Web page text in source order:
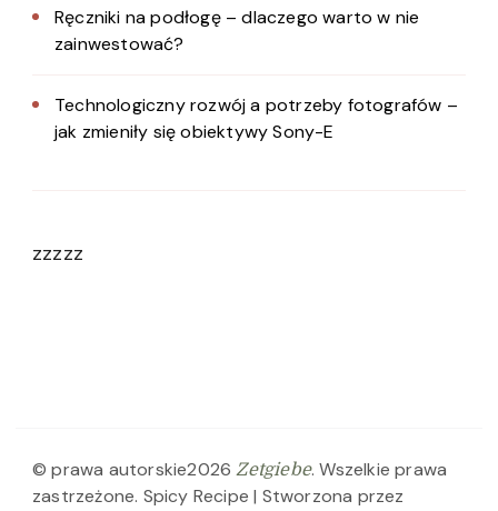
Ręczniki na podłogę – dlaczego warto w nie
zainwestować?
Technologiczny rozwój a potrzeby fotografów –
jak zmieniły się obiektywy Sony-E
zzzzz
© prawa autorskie2026Zetgiebe. Wszelkie prawa
zastrzeżone. Spicy Recipe | Stworzona przez